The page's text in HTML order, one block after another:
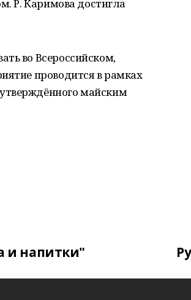
Р. Каримова достигла
во Всероссийском,
проводится в рамках
майским
и напитки"